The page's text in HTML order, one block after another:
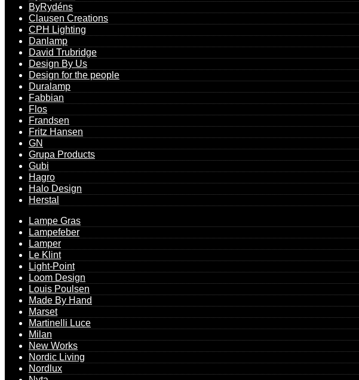
ByRydéns
Clausen Creations
CPH Lighting
Danlamp
David Trubridge
Design By Us
Design for the people
Duralamp
Fabbian
Flos
Frandsen
Fritz Hansen
GN
Grupa Products
Gubi
Hagro
Halo Design
Herstal
Lampe Gras
Lampefeber
Lamper
Le Klint
Light-Point
Loom Design
Louis Poulsen
Made By Hand
Marset
Martinelli Luce
Milan
New Works
Nordic Living
Nordlux